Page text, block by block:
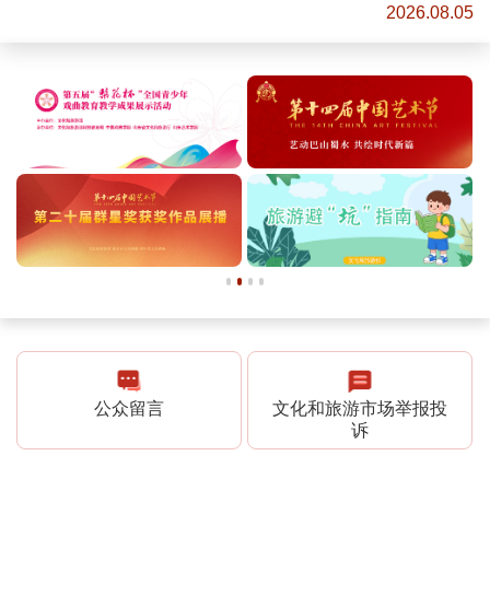
2026.08.05
公众留言
文化和旅游市场举报投
诉